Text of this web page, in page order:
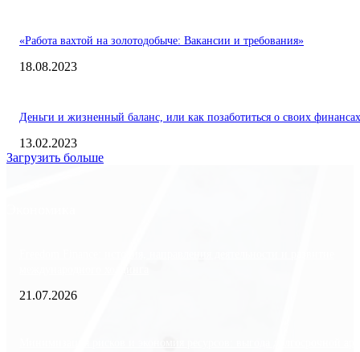
«Работа вахтой на золотодобыче: Вакансии и требования»
18.08.2023
Деньги и жизненный баланс, или как позаботиться о своих финансах
13.02.2023
Загрузить больше
21.07.2026